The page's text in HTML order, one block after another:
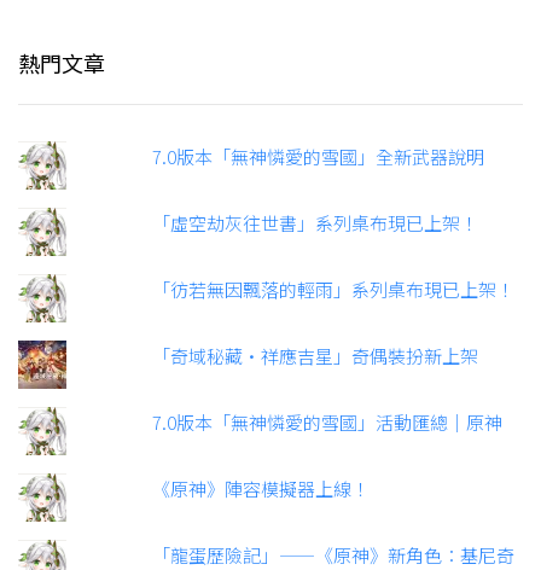
熱門文章
7.0版本「無神憐愛的雪國」全新武器說明
「虛空劫灰往世書」系列桌布現已上架！
「彷若無因飄落的輕雨」系列桌布現已上架！
「奇域秘藏·祥應吉星」奇偶裝扮新上架
7.0版本「無神憐愛的雪國」活動匯總｜原神
《原神》陣容模擬器上線！
「龍蛋歷險記」——《原神》新角色：基尼奇